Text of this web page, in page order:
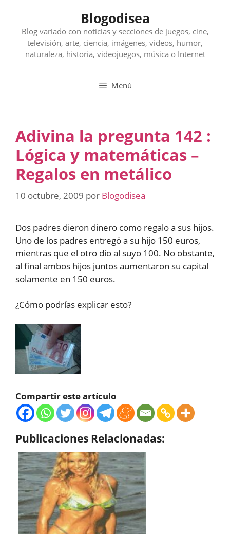
contenido
Blogodisea
Blog variado con noticias y secciones de juegos, cine,
televisión, arte, ciencia, imágenes, videos, humor,
naturaleza, historia, videojuegos, música o Internet
Menú
Adivina la pregunta 142 :
Lógica y matemáticas –
Regalos en metálico
10 octubre, 2009 por Blogodisea
Dos padres dieron dinero como regalo a sus hijos.
Uno de los padres entregó a su hijo 150 euros,
mientras que el otro dio al suyo 100. No obstante,
al final ambos hijos juntos aumentaron su capital
solamente en 150 euros.
¿Cómo podrías explicar esto?
Compartir este artículo
Publicaciones Relacionadas: